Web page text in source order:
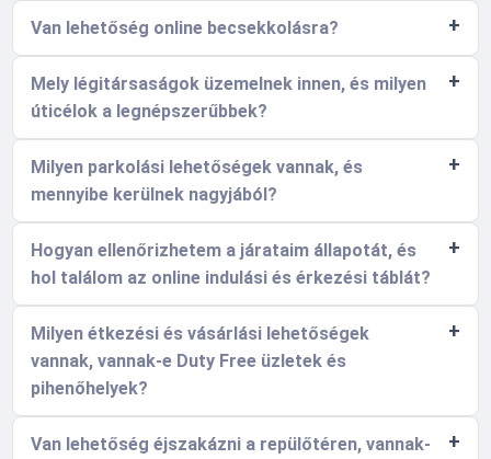
Van lehetőség online becsekkolásra?
Mely légitársaságok üzemelnek innen, és milyen
úticélok a legnépszerűbbek?
Milyen parkolási lehetőségek vannak, és
mennyibe kerülnek nagyjából?
Hogyan ellenőrizhetem a járataim állapotát, és
hol találom az online indulási és érkezési táblát?
Milyen étkezési és vásárlási lehetőségek
vannak, vannak-e Duty Free üzletek és
pihenőhelyek?
Van lehetőség éjszakázni a repülőtéren, vannak-